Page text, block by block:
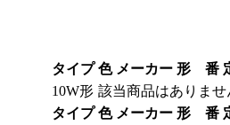
タイプ 色 メーカー 形 番
10W形 該当商品はありませ
タイプ 色 メーカー 形 番